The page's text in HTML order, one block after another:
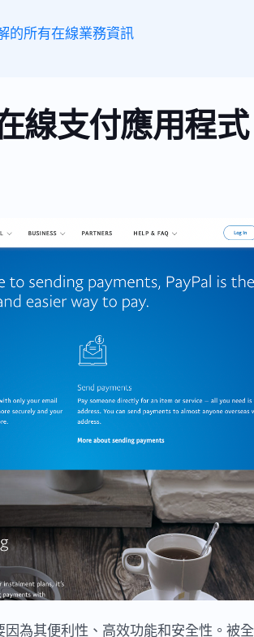
的所有在線業務資訊
線支付應用程式
為其便利性、高效功能和安全性。被